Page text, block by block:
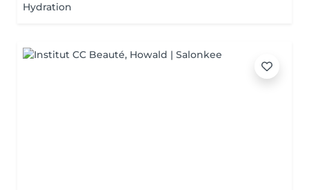
Hydration